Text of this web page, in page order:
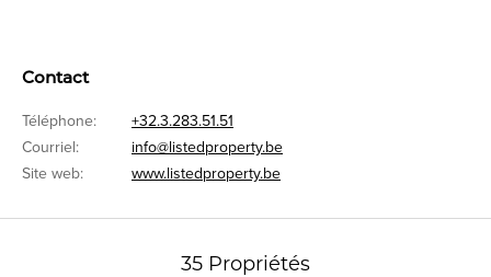
Contact
Téléphone:
+32.3.283.51.51
Courriel:
info@listedproperty.be
Site web:
www.listedproperty.be
35 Propriétés